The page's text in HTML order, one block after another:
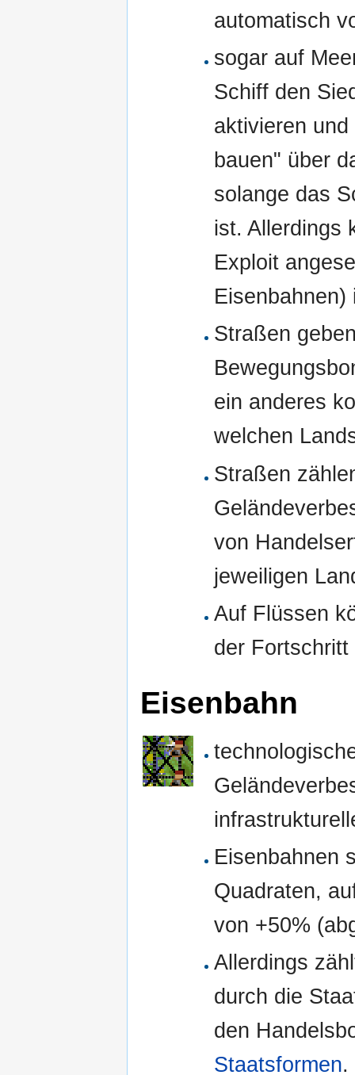
automatisch
sogar auf
Schiff den
aktivieren
bauen" über
solange das
ist. Allerdings
Exploit
Straßen
ein anderes
welchen
Straßen
von
jeweiligen
Auf Flüssen
der Fortschritt
Eisenbahn
Eisenbahnen
Quadraten,
von +50%
Allerdings
durch die
den
Staatsformen.